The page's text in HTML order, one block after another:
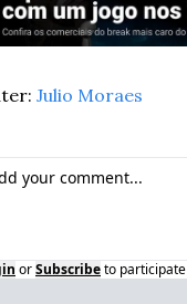
Julio Moraes
orSubscribeto participate